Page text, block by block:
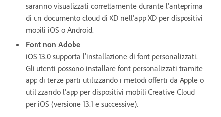
saranno visualizzati correttamente durante l'anteprima
di un documento cloud di XD nell'app XD per dispositivi
mobili iOS o Android.
Font non Adobe
iOS 13.0 supporta l'installazione di font personalizzati.
Gli utenti possono installare font personalizzati tramite
app di terze parti utilizzando i metodi offerti da Apple o
utilizzando l'app per dispositivi mobili Creative Cloud
per iOS (versione 13.1 e successive).